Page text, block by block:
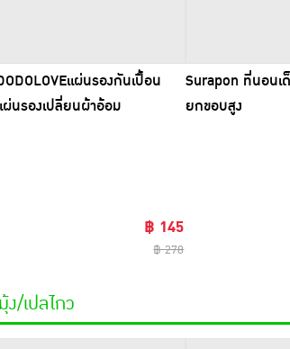
แผ่นรองกันเปื้อน
ผ่นรองเปลี่ยนผ้าอ้อม
฿ 145
฿ 278
Surapon ที่นอนเ
ยกขอบสูง
มุ้ง/เปลไกว